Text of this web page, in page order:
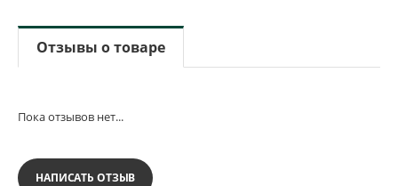
Отзывы о товаре
Пока отзывов нет...
НАПИСАТЬ ОТЗЫВ